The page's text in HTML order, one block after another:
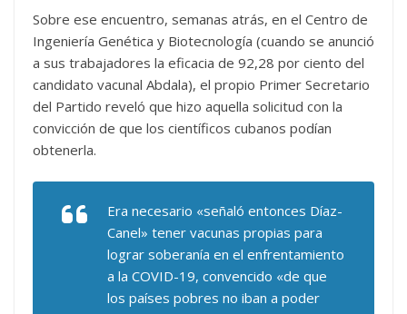
Sobre ese encuentro, semanas atrás, en el Centro de
Ingeniería Genética y Biotecnología (cuando se anunció
a sus trabajadores la eficacia de 92,28 por ciento del
candidato vacunal Abdala), el propio Primer Secretario
del Partido reveló que hizo aquella solicitud con la
convicción de que los científicos cubanos podían
obtenerla.
Era necesario «señaló entonces Díaz-
Canel» tener vacunas propias para
lograr soberanía en el enfrentamiento
a la COVID-19, convencido «de que
los países pobres no iban a poder